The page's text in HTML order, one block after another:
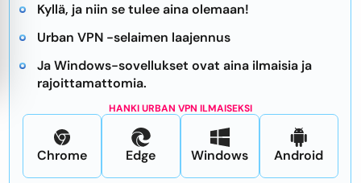
Kyllä, ja niin se tulee aina olemaan!
Urban VPN -selaimen laajennus
Ja Windows-sovellukset ovat aina ilmaisia ja
rajoittamattomia.
HANKI URBAN VPN ILMAISEKSI
Chrome Edge Windows Android